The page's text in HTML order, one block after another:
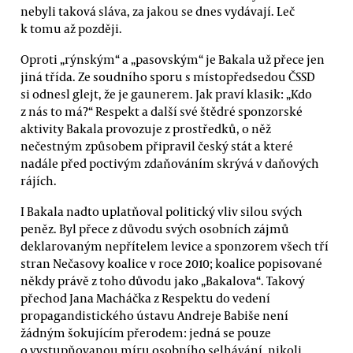
nebyli taková sláva, za jakou se dnes vydávají. Leč
k tomu až později.
Oproti „rýnským“ a „pasovským“ je Bakala už přece jen
jiná třída. Ze soudního sporu s místopředsedou ČSSD
si odnesl glejt, že je gaunerem. Jak praví klasik: „Kdo
z nás to má?“ Respekt a další své štědré sponzorské
aktivity Bakala provozuje z prostředků, o něž
nečestným způsobem připravil český stát a které
nadále před poctivým zdaňováním skrývá v daňových
rájích.
I Bakala nadto uplatňoval politický vliv silou svých
peněz. Byl přece z důvodu svých osobních zájmů
deklarovaným nepřítelem levice a sponzorem všech tří
stran Nečasovy koalice v roce 2010; koalice popisované
někdy právě z toho důvodu jako „Bakalova“. Takový
přechod Jana Macháčka z Respektu do vedení
propagandistického ústavu Andreje Babiše není
žádným šokujícím přerodem: jedná se pouze